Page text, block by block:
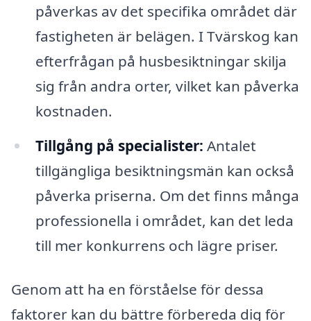
påverkas av det specifika området där
fastigheten är belägen. I Tvärskog kan
efterfrågan på husbesiktningar skilja
sig från andra orter, vilket kan påverka
kostnaden.
Tillgång på specialister: Antalet
tillgängliga besiktningsmän kan också
påverka priserna. Om det finns många
professionella i området, kan det leda
till mer konkurrens och lägre priser.
Genom att ha en förståelse för dessa
faktorer kan du bättre förbereda dig för